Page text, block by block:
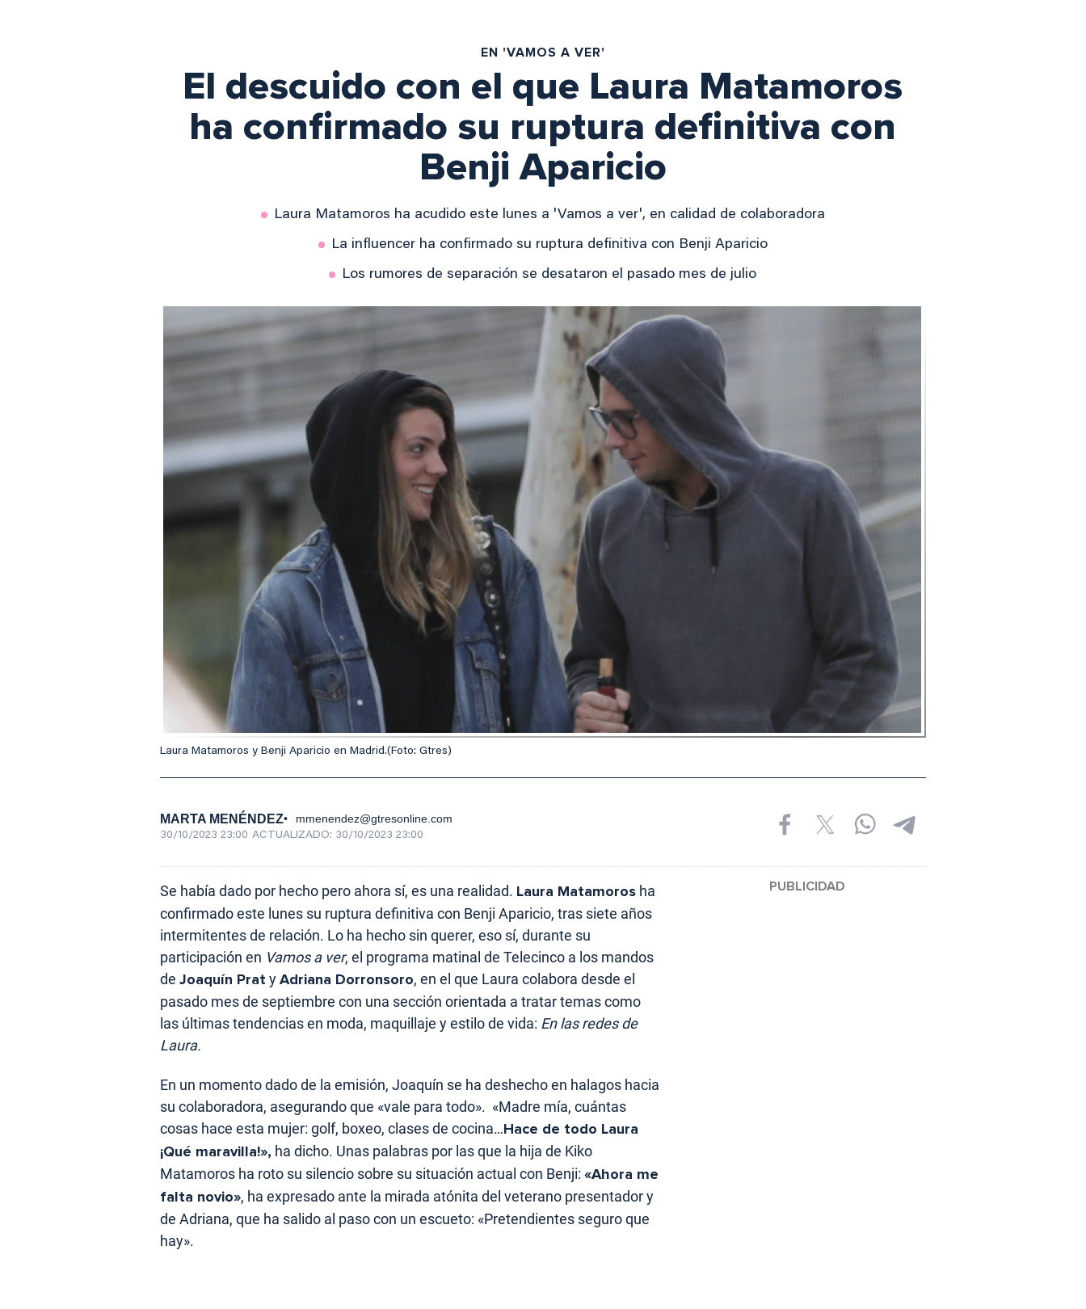
EN 'VAMOS A VER'
El descuido con el que Laura Matamoros
ha confirmado su ruptura definitiva con
Benji Aparicio
Laura Matamoros ha acudido este lunes a 'Vamos a ver', en calidad de colaboradora
La influencer ha confirmado su ruptura definitiva con Benji Aparicio
Los rumores de separación se desataron el pasado mes de julio
Laura Matamoros y Benji Aparicio en Madrid.(Foto: Gtres)
MARTA MENÉNDEZ mmenendez@gtresonline.com
30/10/2023 23:00 ACTUALIZADO: 30/10/2023 23:00
Se había dado por hecho pero ahora sí, es una realidad. Laura Matamoros ha
confirmado este lunes su ruptura definitiva con Benji Aparicio, tras siete años
intermitentes de relación. Lo ha hecho sin querer, eso sí, durante su
participación en Vamos a ver, el programa matinal de Telecinco a los mandos
de Joaquín PratyAdriana Dorronsoro, en el que Laura colabora desde el
pasado mes de septiembre con una sección orientada a tratar temas como
las últimas tendencias en moda, maquillaje y estilo de vida: En las redes de
Laura.
En un momento dado de la emisión, Joaquín se ha deshecho en halagos hacia
su colaboradora, asegurando que «vale para todo». «Madre mía, cuántas
cosas hace esta mujer: golf, boxeo, clases de cocina…Hace de todo Laura
¡Qué maravilla!», ha dicho. Unas palabras por las que la hija de Kiko
Matamoros ha roto su silencio sobre su situación actual con Benji: «Ahora me
falta novio», ha expresado ante la mirada atónita del veterano presentador y
de Adriana, que ha salido al paso con un escueto: «Pretendientes seguro que
hay».